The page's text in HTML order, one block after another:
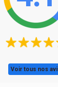
Voir tous nos